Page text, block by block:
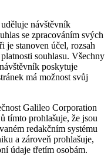
návštěvník
se zpracováním svých
je stanoven účel, rozsah
souhlasu. Všechny
poskytuje
má možnost svůj
Galileo Corporation
tímto prohlašuje, že jsou
redakčním systému
a zároveň prohlašuje,
údaje třetím osobám.